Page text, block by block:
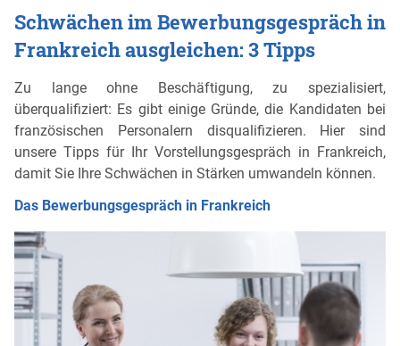
Schwächen im Bewerbungsgespräch in
Frankreich ausgleichen: 3 Tipps
Zu lange ohne Beschäftigung, zu spezialisiert,
überqualifiziert: Es gibt einige Gründe, die Kandidaten bei
französischen Personalern disqualifizieren. Hier sind
unsere Tipps für Ihr Vorstellungsgespräch in Frankreich,
damit Sie Ihre Schwächen in Stärken umwandeln können.
Das Bewerbungsgespräch in Frankreich